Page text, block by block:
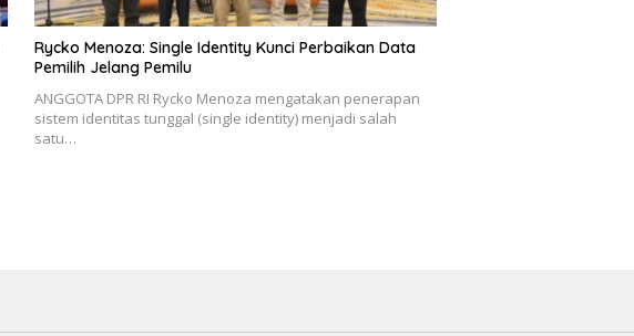
Rycko Menoza: Single Identity Kunci Perbaikan Data
Pemilih Jelang Pemilu
ANGGOTA DPR RI Rycko Menoza mengatakan penerapan
sistem identitas tunggal (single identity) menjadi salah
satu…